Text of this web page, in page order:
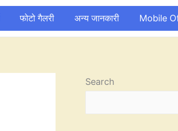
फोटो गैलरी अन्य जानकारी Mobile
Search